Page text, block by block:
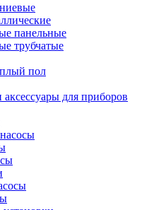
панельные
трубчатые
пол
для приборов